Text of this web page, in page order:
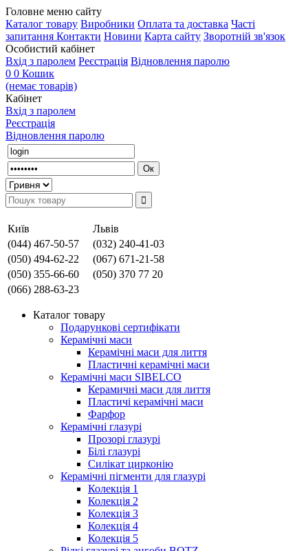
Головне меню сайту
Каталог товару Виробники Оплата та доставка Часті
запитання Контакти Новини Карта сайту Зворотній зв'язок
Особистий кабінет
Вхід з паролем Реєстрація Відновлення паролю
0 0 Кошик
(немає товарів)
Кабінет
Вхід з паролем
Реєстрація
Відновлення паролю
Київ
Львів
(044) 467-50-57
(032) 240-41-03
(050) 494-62-22
(067) 671-21-58
(050) 355-66-60
(050) 370 77 20
(066) 288-63-23
Каталог товару
Подарункові сертифікати
Керамічні маси
Керамічні маси для лиття
Пластичні керамічні маси
Керамічні маси SIBELСO
Керамичні маси для лиття
Пластичі керамічні маси
Фарфор
Керамічні глазурі
Прозорі глазурі
Білі глазурі
Силікат цирконію
Керамічні пігменти для глазурі
Колекція 1
Колекція 2
Колекція 3
Колекція 4
Колекція 5